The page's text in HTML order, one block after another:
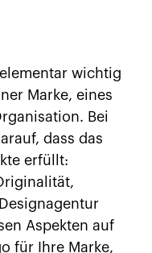
wichtig
Marke, eines
Bei
dass das
erfüllt:
Aspekten auf
für Ihre Marke,